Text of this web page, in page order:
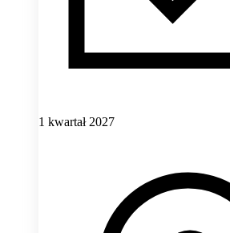
1 kwartał 2027